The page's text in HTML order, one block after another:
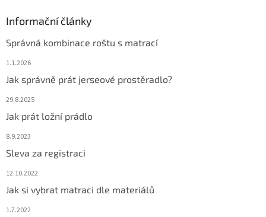
Informační články
Správná kombinace roštu s matrací
1.1.2026
Jak správně prát jerseové prostěradlo?
29.8.2025
Jak prát ložní prádlo
8.9.2023
Sleva za registraci
12.10.2022
Jak si vybrat matraci dle materiálů
1.7.2022